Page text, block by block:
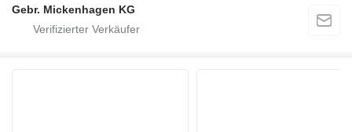
Gebr. Mickenhagen KG